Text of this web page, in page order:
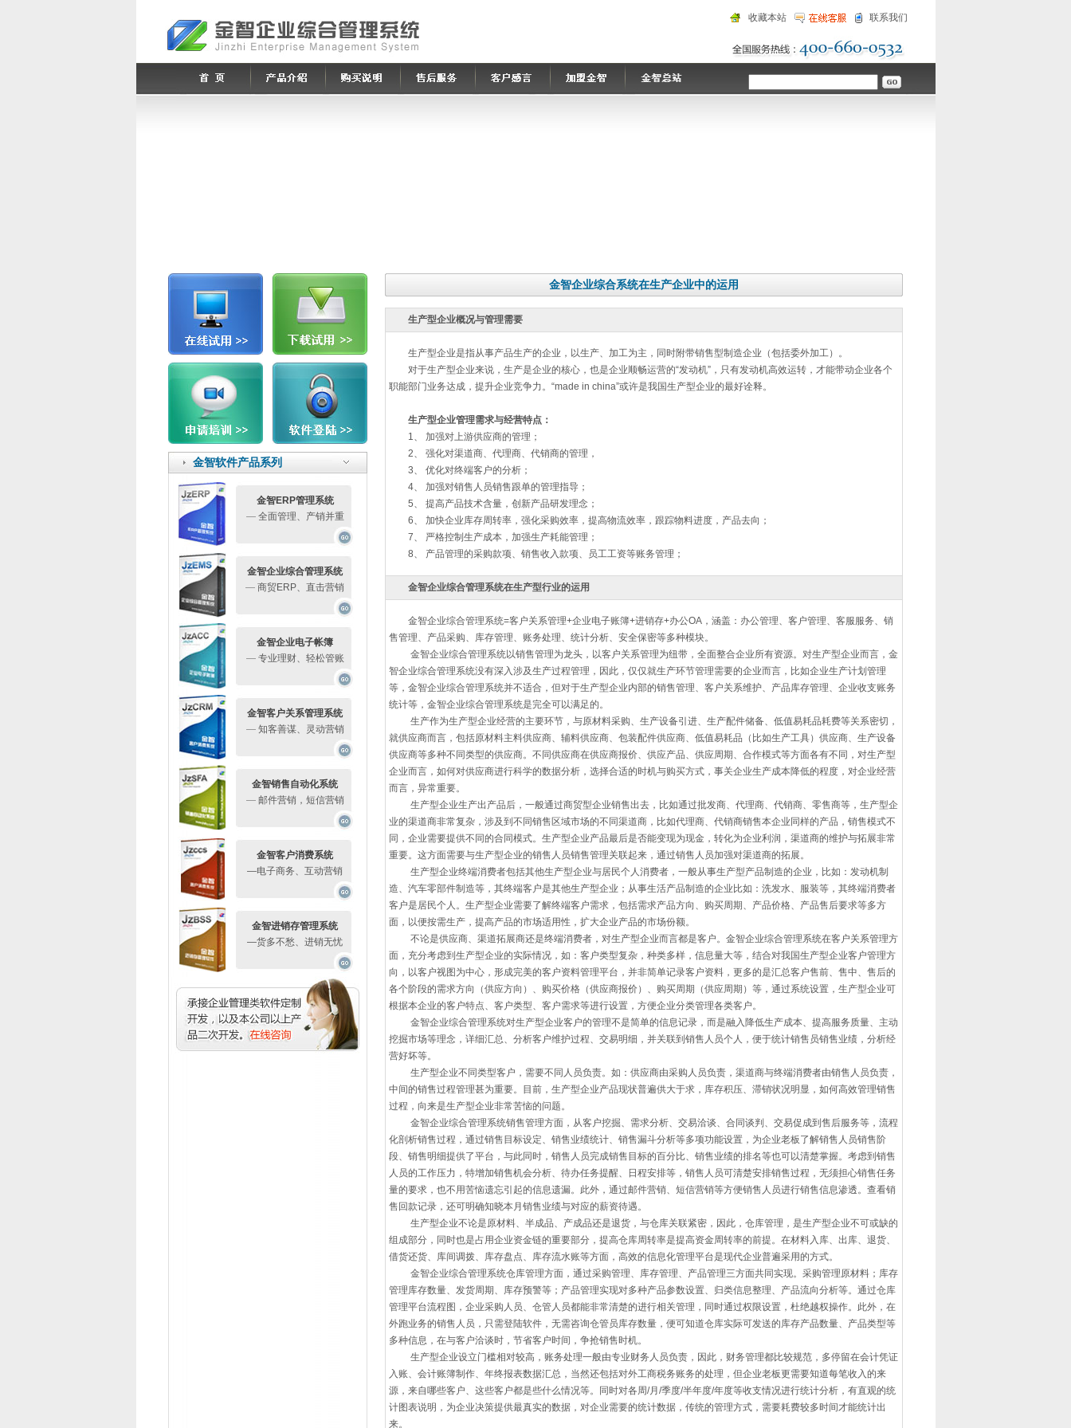
收藏本站 联系我们
金智软件产品系列
金智ERP管理系统
— 全面管理、产销并重
金智企业综合管理系统
— 商贸ERP、直击营销
金智企业电子帐簿
— 专业理财、轻松管账
金智客户关系管理系统
— 知客善谋、灵动营销
金智销售自动化系统
— 邮件营销，短信营销
金智客户消费系统
—电子商务、互动营销
金智进销存管理系统
—货多不愁、进销无忧
金智企业综合系统在生产企业中的运用
生产型企业概况与管理需要
生产型企业是指从事产品生产的企业，以生产、加工为主，同时附带销售型制造企业（包括委外加工）。
对于生产型企业来说，生产是企业的核心，也是企业顺畅运营的“发动机”，只有发动机高效运转，才能带动企业各个
职能部门业务达成，提升企业竞争力。“made in china”或许是我国生产型企业的最好诠释。
生产型企业管理需求与经营特点：
1、 加强对上游供应商的管理；
2、 强化对渠道商、代理商、代销商的管理，
3、 优化对终端客户的分析；
4、 加强对销售人员销售跟单的管理指导；
5、 提高产品技术含量，创新产品研发理念；
6、 加快企业库存周转率，强化采购效率，提高物流效率，跟踪物料进度，产品去向；
7、 严格控制生产成本，加强生产耗能管理；
8、 产品管理的采购款项、销售收入款项、员工工资等账务管理；
金智企业综合管理系统在生产型行业的运用
金智企业综合管理系统=客户关系管理+企业电子账簿+进销存+办公OA，涵盖：办公管理、客户管理、客服服务、销
售管理、产品采购、库存管理、账务处理、统计分析、安全保密等多种模块。
金智企业综合管理系统以销售管理为龙头，以客户关系管理为纽带，全面整合企业所有资源。对生产型企业而言，金
智企业综合管理系统没有深入涉及生产过程管理，因此，仅仅就生产环节管理需要的企业而言，比如企业生产计划管理
等，金智企业综合管理系统并不适合，但对于生产型企业内部的销售管理、客户关系维护、产品库存管理、企业收支账务
统计等，金智企业综合管理系统是完全可以满足的。
生产作为生产型企业经营的主要环节，与原材料采购、生产设备引进、生产配件储备、低值易耗品耗费等关系密切，
就供应商而言，包括原材料主料供应商、辅料供应商、包装配件供应商、低值易耗品（比如生产工具）供应商、生产设备
供应商等多种不同类型的供应商。不同供应商在供应商报价、供应产品、供应周期、合作模式等方面各有不同，对生产型
企业而言，如何对供应商进行科学的数据分析，选择合适的时机与购买方式，事关企业生产成本降低的程度，对企业经营
而言，异常重要。
生产型企业生产出产品后，一般通过商贸型企业销售出去，比如通过批发商、代理商、代销商、零售商等，生产型企
业的渠道商非常复杂，涉及到不同销售区域市场的不同渠道商，比如代理商、代销商销售本企业同样的产品，销售模式不
同，企业需要提供不同的合同模式。生产型企业产品最后是否能变现为现金，转化为企业利润，渠道商的维护与拓展非常
重要。这方面需要与生产型企业的销售人员销售管理关联起来，通过销售人员加强对渠道商的拓展。
生产型企业终端消费者包括其他生产型企业与居民个人消费者，一般从事生产型产品制造的企业，比如：发动机制
造、汽车零部件制造等，其终端客户是其他生产型企业；从事生活产品制造的企业比如：洗发水、服装等，其终端消费者
客户是居民个人。生产型企业需要了解终端客户需求，包括需求产品方向、购买周期、产品价格、产品售后要求等多方
面，以便按需生产，提高产品的市场适用性，扩大企业产品的市场份额。
不论是供应商、渠道拓展商还是终端消费者，对生产型企业而言都是客户。金智企业综合管理系统在客户关系管理方
面，充分考虑到生产型企业的实际情况，如：客户类型复杂，种类多样，信息量大等，结合对我国生产型企业客户管理方
向，以客户视图为中心，形成完美的客户资料管理平台，并非简单记录客户资料，更多的是汇总客户售前、售中、售后的
各个阶段的需求方向（供应方向）、购买价格（供应商报价）、购买周期（供应周期）等，通过系统设置，生产型企业可
根据本企业的客户特点、客户类型、客户需求等进行设置，方便企业分类管理各类客户。
金智企业综合管理系统对生产型企业客户的管理不是简单的信息记录，而是融入降低生产成本、提高服务质量、主动
挖掘市场等理念，详细汇总、分析客户维护过程、交易明细，并关联到销售人员个人，便于统计销售员销售业绩，分析经
营好坏等。
生产型企业不同类型客户，需要不同人员负责。如：供应商由采购人员负责，渠道商与终端消费者由销售人员负责，
中间的销售过程管理甚为重要。目前，生产型企业产品现状普遍供大于求，库存积压、滞销状况明显，如何高效管理销售
过程，向来是生产型企业非常苦恼的问题。
金智企业综合管理系统销售管理方面，从客户挖掘、需求分析、交易洽谈、合同谈判、交易促成到售后服务等，流程
化剖析销售过程，通过销售目标设定、销售业绩统计、销售漏斗分析等多项功能设置，为企业老板了解销售人员销售阶
段、销售明细提供了平台，与此同时，销售人员完成销售目标的百分比、销售业绩的排名等也可以清楚掌握。考虑到销售
人员的工作压力，特增加销售机会分析、待办任务提醒、日程安排等，销售人员可清楚安排销售过程，无须担心销售任务
量的要求，也不用苦恼遗忘引起的信息遗漏。此外，通过邮件营销、短信营销等方便销售人员进行销售信息渗透。查看销
售回款记录，还可明确知晓本月销售业绩与对应的薪资待遇。
生产型企业不论是原材料、半成品、产成品还是退货，与仓库关联紧密，因此，仓库管理，是生产型企业不可或缺的
组成部分，同时也是占用企业资金链的重要部分，提高仓库周转率是提高资金周转率的前提。在材料入库、出库、退货、
借货还货、库间调拨、库存盘点、库存流水账等方面，高效的信息化管理平台是现代企业普遍采用的方式。
金智企业综合管理系统仓库管理方面，通过采购管理、库存管理、产品管理三方面共同实现。采购管理原材料；库存
管理库存数量、发货周期、库存预警等；产品管理实现对多种产品参数设置、归类信息整理、产品流向分析等。通过仓库
管理平台流程图，企业采购人员、仓管人员都能非常清楚的进行相关管理，同时通过权限设置，杜绝越权操作。此外，在
外跑业务的销售人员，只需登陆软件，无需咨询仓管员库存数量，便可知道仓库实际可发送的库存产品数量、产品类型等
多种信息，在与客户洽谈时，节省客户时间，争抢销售时机。
生产型企业设立门槛相对较高，账务处理一般由专业财务人员负责，因此，财务管理都比较规范，多停留在会计凭证
入账、会计账簿制作、年终报表数据汇总，当然还包括对外工商税务账务的处理，但企业老板更需要知道每笔收入的来
源，来自哪些客户、这些客户都是些什么情况等。同时对各周/月/季度/半年度/年度等收支情况进行统计分析，有直观的统
计图表说明，为企业决策提供最真实的数据，对企业需要的统计数据，传统的管理方式，需要耗费较多时间才能统计出
来。